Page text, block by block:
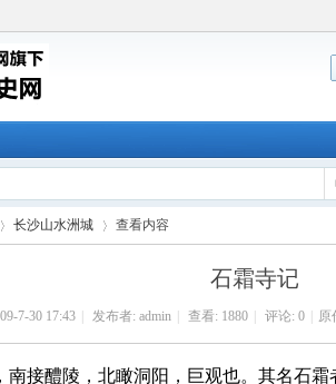
长沙山水洲城
›
查看内容
石霜寺记
7-30 17:43 发布者: admin 查看: 1880 评论: 0 原
南接醴陵，北瞰洞阳，巨观也。其名石